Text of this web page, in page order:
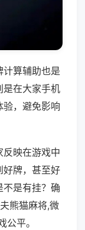
计算辅助也是
是在大家手机
，避免影响
映在游戏中
好牌，甚至好
是有挂？确
熊猫麻将,微
平。